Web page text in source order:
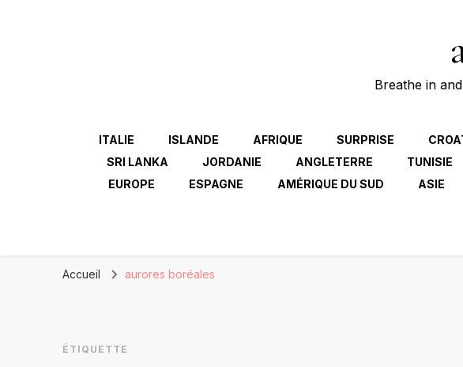
Breathe in
ITALIE ISLANDE AFRIQUE SURPRISE
SRI LANKA
JORDANIE ANGLETERRE TUNISIE
EUROPE
ESPAGNE AMÉRIQUE DU SUD ASIE
Accueil aurores boréales
ÉTIQUETTE